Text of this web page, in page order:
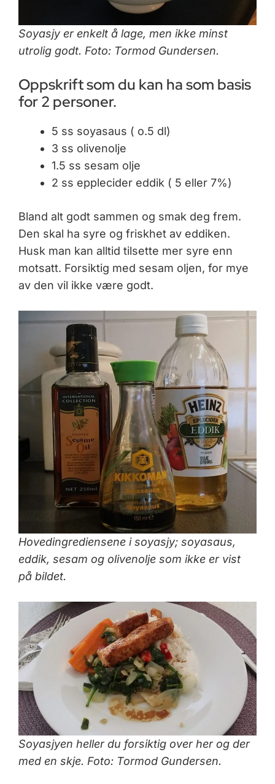
Soyasjy er enkelt å lage, men ikke minst
utrolig godt. Foto: Tormod Gundersen.
Oppskrift som du kan ha som basis
for 2 personer.
5 ss soyasaus ( o.5 dl)
3 ss olivenolje
1.5 ss sesam olje
2 ss epplecider eddik ( 5 eller 7%)
Bland alt godt sammen og smak deg frem.
Den skal ha syre og friskhet av eddiken.
Husk man kan alltid tilsette mer syre enn
motsatt. Forsiktig med sesam oljen, for mye
av den vil ikke være godt.
Hovedingrediensene i soyasjy; soyasaus,
eddik, sesam og olivenolje som ikke er vist
på bildet.
Soyasjyen heller du forsiktig over her og der
med en skje. Foto: Tormod Gundersen.